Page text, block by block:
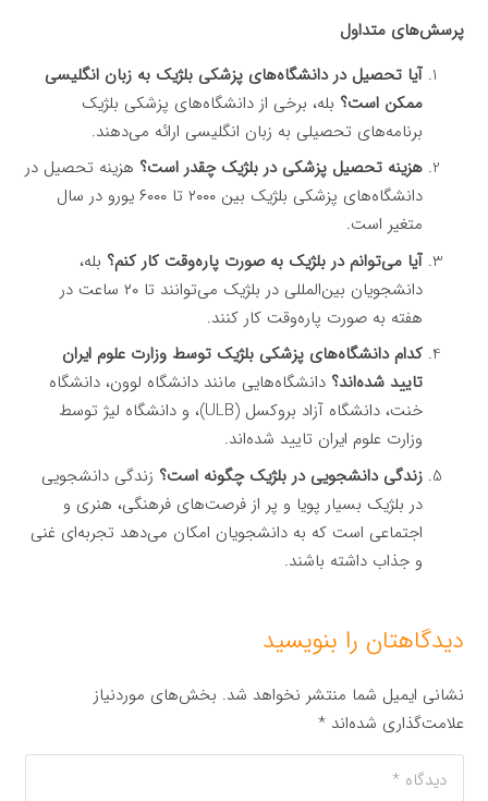
پرسش‌های متداول
آیا تحصیل در دانشگاه‌های پزشکی بلژیک به زبان انگلیسی
ممکن است؟ بله، برخی از دانشگاه‌های پزشکی بلژیک
برنامه‌های تحصیلی به زبان انگلیسی ارائه می‌دهند.
هزینه تحصیل پزشکی در بلژیک چقدر است؟ هزینه تحصیل در
دانشگاه‌های پزشکی بلژیک بین ۲۰۰۰ تا ۶۰۰۰ یورو در سال
متغیر است.
آیا می‌توانم در بلژیک به صورت پاره‌وقت کار کنم؟ بله،
دانشجویان بین‌المللی در بلژیک می‌توانند تا ۲۰ ساعت در
هفته به صورت پاره‌وقت کار کنند.
کدام دانشگاه‌های پزشکی بلژیک توسط وزارت علوم ایران
تایید شده‌اند؟ دانشگاه‌هایی مانند دانشگاه لوون، دانشگاه
خنت، دانشگاه آزاد بروکسل (ULB)، و دانشگاه لیژ توسط
وزارت علوم ایران تایید شده‌اند.
زندگی دانشجویی در بلژیک چگونه است؟ زندگی دانشجویی
در بلژیک بسیار پویا و پر از فرصت‌های فرهنگی، هنری و
اجتماعی است که به دانشجویان امکان می‌دهد تجربه‌ای غنی
و جذاب داشته باشند.
دیدگاهتان را بنویسید
نشانی ایمیل شما منتشر نخواهد شد. بخش‌های موردنیاز
علامت‌گذاری شده‌اند*